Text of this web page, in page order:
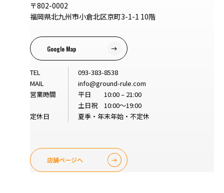
〒802-0002
福岡県北九州市小倉北区京町3-1-1 10階
Google Map
TEL
093-383-8538
MAIL
info@ground-rule.com
営業時間
平日 10:00 – 21:00
土日祝 10:00～19:00
定休日
夏季・年末年始・不定休
店舗ページへ